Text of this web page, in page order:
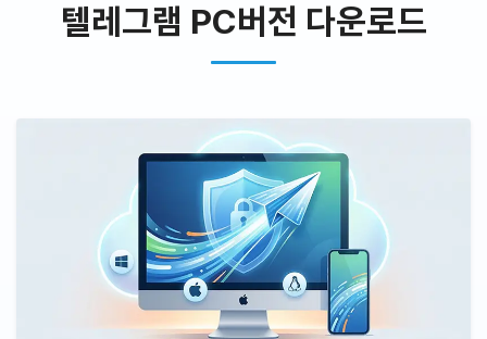
텔레그램 PC버전 다운로드